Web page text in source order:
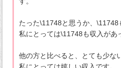
たった\11748と思うか、\11748
私にとっては\11748も収入があ
他の方と比べると、とても少な
私にとっては嬉しい収入です。